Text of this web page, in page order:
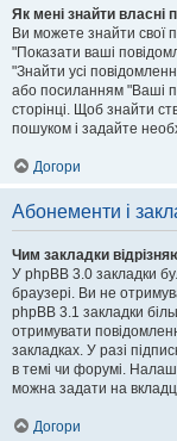
Як мені знайти власні
Ви можете знайти
"Показати ваші
"Знайти усі
або посиланням "Ваші
сторінці. Щоб знайти
пошуком і задайте
Догори
Абонементи і
Чим закладки
У phpBB 3.0 закладки
браузері. Ви не
phpBB 3.1 закладки
отримувати
закладках. У разі
в темі чи форумі.
можна задати на
Догори